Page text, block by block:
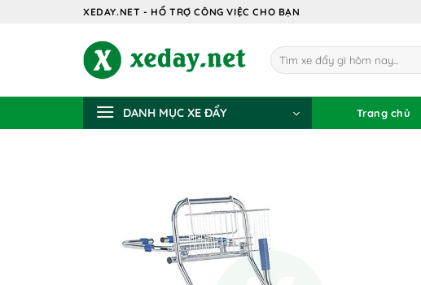
XEDAY.NET - HỔ TRỢ CÔNG VIỆC CHO BẠN
Tìm
kiếm:
DANH MỤC XE ĐẨY Trang chủ